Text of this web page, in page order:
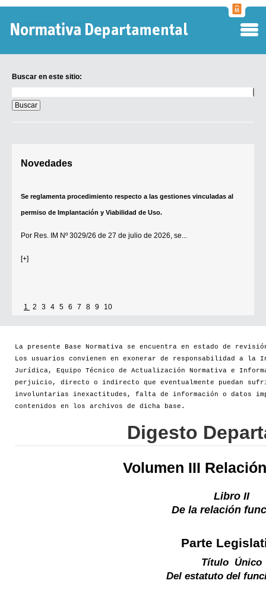
Buscar en este sitio:
en
este
sitio:
Novedades
Se reglamenta procedimiento respecto a las gestiones vinculadas al
permiso de Implantación y Viabilidad de Uso.
Por Res. IM Nº 3029/26 de 27 de julio de 2026, se...
[+]
1 2 3 4 5 6 7 8 9 10
La presente Base Normativa se encuentra en estado de
Los usuarios convienen en exonerar de responsabilidad a la
Jurídica, Equipo Técnico de Actualización Normativa e
perjuicio, directo o indirecto que eventualmente puedan
involuntarias inexactitudes, falta de información o datos
contenidos en los archivos de dicha base.
Digesto
Volumen III
Libro II
De la relación
Parte
Título Único
Del estatuto del